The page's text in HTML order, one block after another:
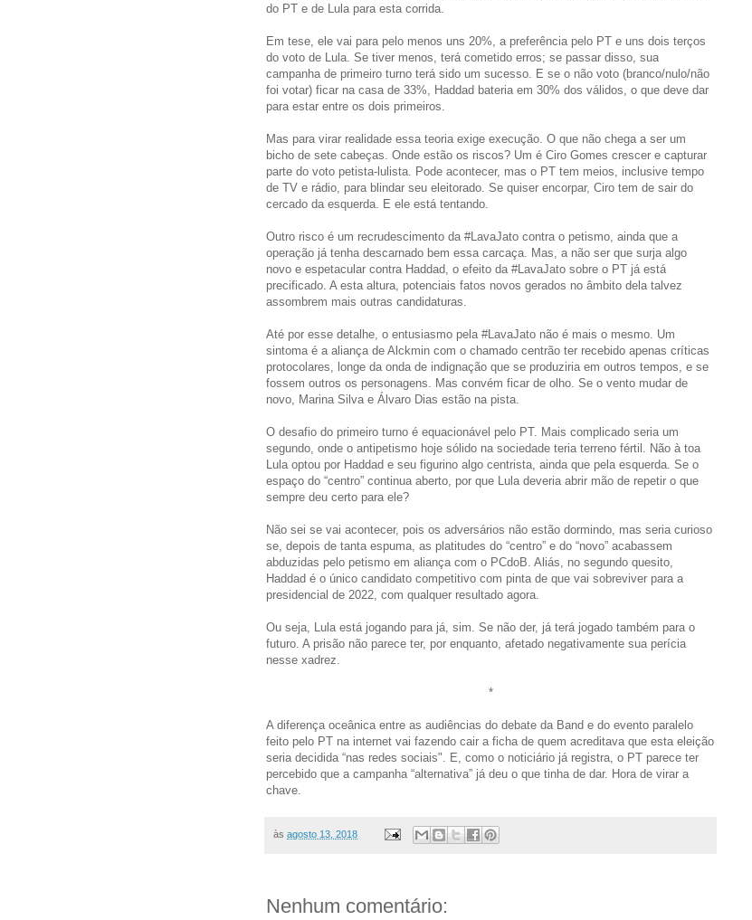
do PT e de Lula para esta corrida.
Em tese, ele vai para pelo menos uns 20%, a preferência pelo PT e uns dois terços
do voto de Lula. Se tiver menos, terá cometido erros; se passar disso, sua
campanha de primeiro turno terá sido um sucesso. E se o não voto (branco/nulo/não
foi votar) ficar na casa de 33%, Haddad bateria em 30% dos válidos, o que deve dar
para estar entre os dois primeiros.
Mas para virar realidade essa teoria exige execução. O que não chega a ser um
bicho de sete cabeças. Onde estão os riscos? Um é Ciro Gomes crescer e capturar
parte do voto petista-lulista. Pode acontecer, mas o PT tem meios, inclusive tempo
de TV e rádio, para blindar seu eleitorado. Se quiser encorpar, Ciro tem de sair do
cercado da esquerda. E ele está tentando.
Outro risco é um recrudescimento da #LavaJato contra o petismo, ainda que a
operação já tenha descarnado bem essa carcaça. Mas, a não ser que surja algo
novo e espetacular contra Haddad, o efeito da #LavaJato sobre o PT já está
precificado. A esta altura, potenciais fatos novos gerados no âmbito dela talvez
assombrem mais outras candidaturas.
Até por esse detalhe, o entusiasmo pela #LavaJato não é mais o mesmo. Um
sintoma é a aliança de Alckmin com o chamado centrão ter recebido apenas críticas
protocolares, longe da onda de indignação que se produziria em outros tempos, e se
fossem outros os personagens. Mas convém ficar de olho. Se o vento mudar de
novo, Marina Silva e Álvaro Dias estão na pista.
O desafio do primeiro turno é equacionável pelo PT. Mais complicado seria um
segundo, onde o antipetismo hoje sólido na sociedade teria terreno fértil. Não à toa
Lula optou por Haddad e seu figurino algo centrista, ainda que pela esquerda. Se o
espaço do “centro” continua aberto, por que Lula deveria abrir mão de repetir o que
sempre deu certo para ele?
Não sei se vai acontecer, pois os adversários não estão dormindo, mas seria curioso
se, depois de tanta espuma, as platitudes do “centro” e do “novo” acabassem
abduzidas pelo petismo em aliança com o PCdoB. Aliás, no segundo quesito,
Haddad é o único candidato competitivo com pinta de que vai sobreviver para a
presidencial de 2022, com qualquer resultado agora.
Ou seja, Lula está jogando para já, sim. Se não der, já terá jogado também para o
futuro. A prisão não parece ter, por enquanto, afetado negativamente sua perícia
nesse xadrez.
*
A diferença oceânica entre as audiências do debate da Band e do evento paralelo
feito pelo PT na internet vai fazendo cair a ficha de quem acreditava que esta eleição
seria decidida “nas redes sociais". E, como o noticiário já registra, o PT parece ter
percebido que a campanha “alternativa” já deu o que tinha de dar. Hora de virar a
chave.
às agosto 13, 2018
Nenhum comentário: